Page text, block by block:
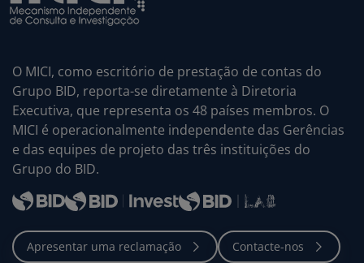
O MICI, como escritório de prestação de contas do
Grupo BID, reporta-se diretamente à Diretoria
Executiva, que representa os 48 países membros. O
MICI é operacionalmente independente das Gerências
e das equipes de projeto das três instituições do
Grupo do BID.